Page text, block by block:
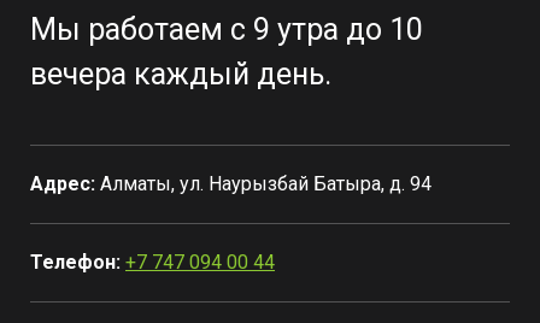
Мы работаем с 9 утра до 10
вечера каждый день.
Адрес: Алматы, ул. Наурызбай Батыра, д. 94
Телефон: +7 747 094 00 44